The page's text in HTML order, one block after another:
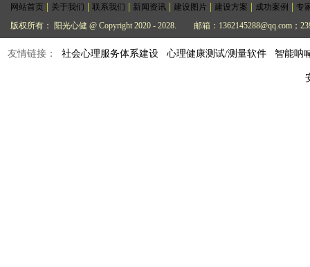
网站首页 关于我们 联系我们 新闻资讯 建设图片 建设方案 成功案例
专
版权所有： 阳光心健 @ Copyright 2020 - 2028.
邮箱：1362145288@qq.com；
友情链接： 社会心理服务体系建设 心理健康测试/测量软件 智能呐